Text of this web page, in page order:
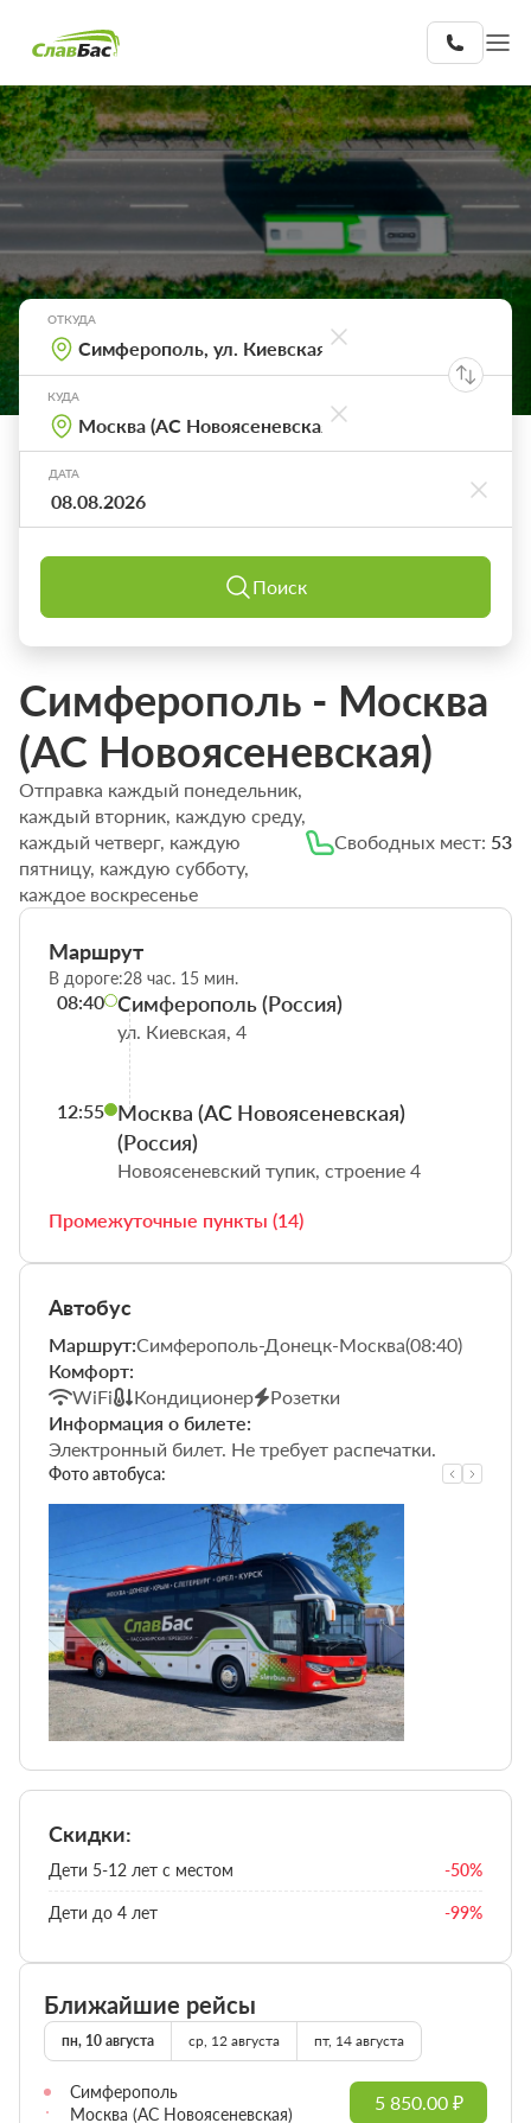
ОТКУДА
КУДА
ДАТА
Поиск
Симферополь - Москва
(АС Новоясеневская)
Отправка каждый понедельник,
каждый вторник, каждую среду,
каждый четверг, каждую
пятницу, каждую субботу,
каждое воскресенье
Свободных мест: 53
Маршрут
В дороге:28 час. 15 мин.
08:40 Симферополь (Россия)
ул. Киевская, 4
Джанкой (Россия)
ул. Крымская, 30
Геническ (Россия)
ул. Сказочная, 6
Мелитополь (Россия)
ул. Интеркультурная, 204а
Бердянск (Россия)
Автостанция
Донецк (Южный) (Россия)
Юзовский пассаж (площадь Коммунаров)
Крытый рынок (Россия)
Магазин Эльдорадо
Мотель (Россия)
Магазин Анна (Макеевское шоссе)
Макеевка (Папирус) (Россия)
остановка Папирус
Макеевка (Зеленый) (Россия)
остановка Зеленый
Харцызск (Россия)
остановка Родничок
Иловайск (Россия)
"Медалька"
Амвросиевка (Россия)
пост ГАИ
Воронеж (Россия)
518 км М4 (АЗС Лукойл)
Тула (Россия)
219 км М4 (кафе Клевер)
12:55
Москва (АС Новоясеневская)
(Россия)
Новоясеневский тупик, строение 4
Промежуточные пункты (14)
Автобус
Маршрут:Симферополь-Донецк-Москва(08:40)
Комфорт:
WiFi
Кондиционер
Розетки
Информация о билете:
Электронный билет. Не требует распечатки.
Фото автобуса:
Скидки:
Дети 5-12 лет с местом -50%
Дети до 4 лет -99%
Ближайшие рейсы
пн, 10 августа ср, 12 августа пт, 14 августа
Симферополь
Москва (АС Новоясеневская)
5 850.00 ₽